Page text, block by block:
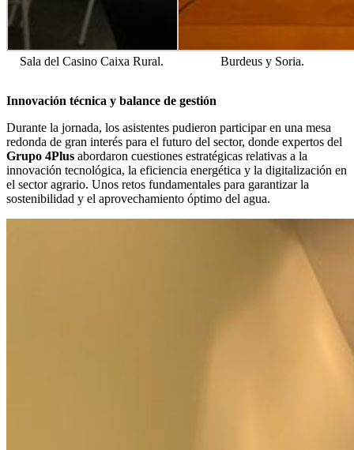
Sala del Casino Caixa Rural. Burdeus y Soria.
Innovación técnica y balance de gestión
Durante la jornada, los asistentes pudieron participar en una mesa
redonda de gran interés para el futuro del sector, donde expertos del
Grupo 4Plus abordaron cuestiones estratégicas relativas a la
innovación tecnológica, la eficiencia energética y la digitalización en
el sector agrario. Unos retos fundamentales para garantizar la
sostenibilidad y el aprovechamiento óptimo del agua.